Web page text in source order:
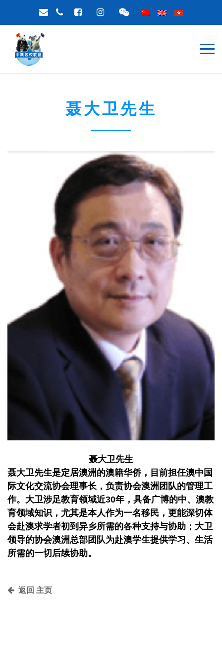
聂大卫先生
聂大卫先生
聂大卫先生是定居澳洲的澳籍华侨，目前担任澳中国
际文化交流协会理事长，负责协会澳洲团队的管理工
作。大卫涉足教育领域近30年，具备广博的中、澳教
育领域知识，尤其是本人作为一名移民，更能深切体
会赴澳求学者初到异乡所需的各种支持与协助；大卫
领导的协会澳洲总部团队为赴澳学生提供学习、生活
所需的一切后续协助。
返回 主页